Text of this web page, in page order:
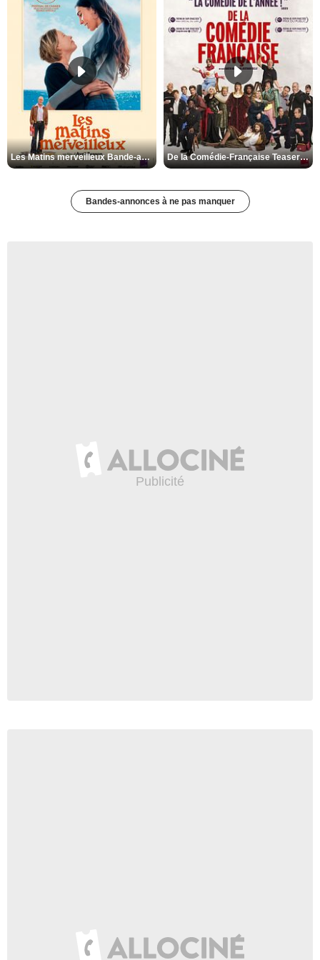
Les Matins merveilleux Bande-annonce VF De la Comédie-Française Teaser VF
Bandes-annonces à ne pas manquer